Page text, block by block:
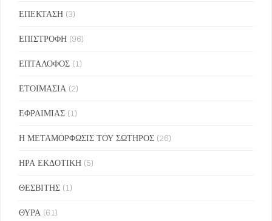
ΕΠΕΚΤΑΣΗ (3)
ΕΠΙΣΤΡΟΦΗ (96)
ΕΠΤΑΛΟΦΟΣ (1)
ΕΤΟΙΜΑΣΙΑ (2)
ΕΦΡΑΙΜΙΑΣ (1)
Η ΜΕΤΑΜΟΡΦΩΣΙΣ ΤΟΥ ΣΩΤΗΡΟΣ (26)
ΗΡΑ ΕΚΔΟΤΙΚΗ (5)
ΘΕΣΒΙΤΗΣ (1)
ΘΥΡΑ (61)